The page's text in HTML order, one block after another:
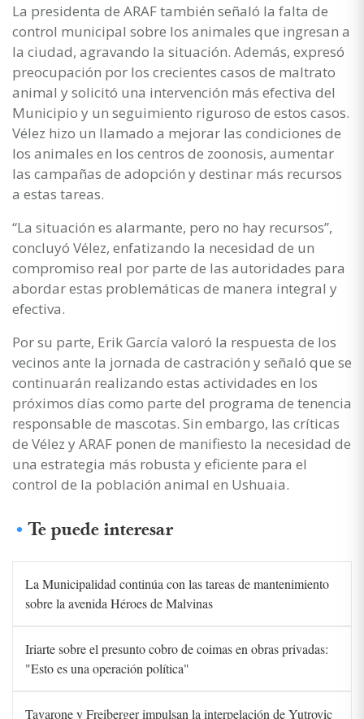
La presidenta de ARAF también señaló la falta de
control municipal sobre los animales que ingresan a
la ciudad, agravando la situación. Además, expresó
preocupación por los crecientes casos de maltrato
animal y solicitó una intervención más efectiva del
Municipio y un seguimiento riguroso de estos casos.
Vélez hizo un llamado a mejorar las condiciones de
los animales en los centros de zoonosis, aumentar
las campañas de adopción y destinar más recursos
a estas tareas.
“La situación es alarmante, pero no hay recursos”,
concluyó Vélez, enfatizando la necesidad de un
compromiso real por parte de las autoridades para
abordar estas problemáticas de manera integral y
efectiva.
Por su parte, Erik García valoró la respuesta de los
vecinos ante la jornada de castración y señaló que se
continuarán realizando estas actividades en los
próximos días como parte del programa de tenencia
responsable de mascotas. Sin embargo, las críticas
de Vélez y ARAF ponen de manifiesto la necesidad de
una estrategia más robusta y eficiente para el
control de la población animal en Ushuaia.
Te puede interesar
La Municipalidad continúa con las tareas de mantenimiento
sobre la avenida Héroes de Malvinas
Iriarte sobre el presunto cobro de coimas en obras privadas:
"Esto es una operación política"
Tavarone y Freiberger impulsan la interpelación de Yutrovic